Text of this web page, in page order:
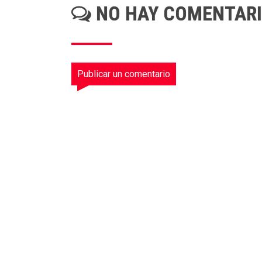
NO HAY
Publicar un comentario